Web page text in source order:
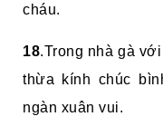
cháu.
18.Trong nhà gà
thừa kính chúc
ngàn xuân vui.